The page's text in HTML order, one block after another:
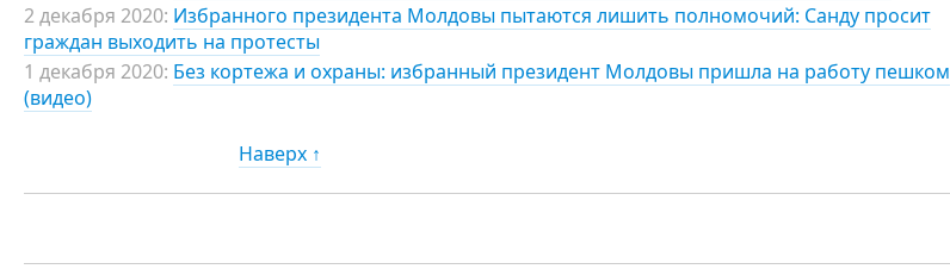
2 декабря 2020: Избранного президента Молдовы пытаются лишить полномочий: Санду просит
граждан выходить на протесты
1 декабря 2020: Без кортежа и охраны: избранный президент Молдовы пришла на работу пешком
(видео)
Наверх ↑